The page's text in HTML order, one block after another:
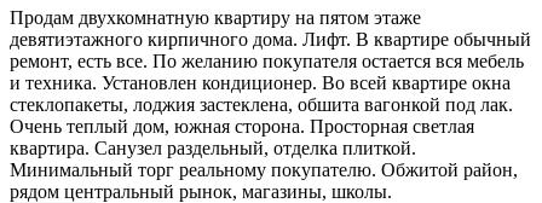
Продам двухкомнатную квартиру на пятом этаже
девятиэтажного кирпичного дома. Лифт. В квартире обычный
ремонт, есть все. По желанию покупателя остается вся мебель
и техника. Установлен кондиционер. Во всей квартире окна
стеклопакеты, лоджия застеклена, обшита вагонкой под лак.
Очень теплый дом, южная сторона. Просторная светлая
квартира. Санузел раздельный, отделка плиткой.
Минимальный торг реальному покупателю. Обжитой район,
рядом центральный рынок, магазины, школы.